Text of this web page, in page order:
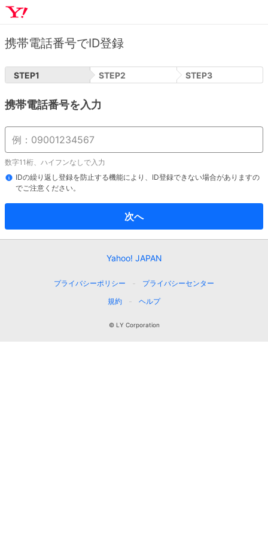
携帯電話番号でID登録
STEP1 STEP2 STEP3
携帯電話番号を入力
数字11桁、ハイフンなしで入力
IDの繰り返し登録を防止する機能により、ID登録できない場合がありますの
でご注意ください。
次へ
Yahoo! JAPAN
プライバシーポリシー
プライバシーセンター
規約
ヘルプ
© LY Corporation